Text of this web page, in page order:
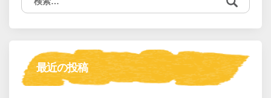
索:
最近の投稿